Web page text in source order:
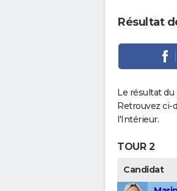
Résultat
Le résultat
Retrouvez
l'Intérieur.
TOUR 2
Candidat